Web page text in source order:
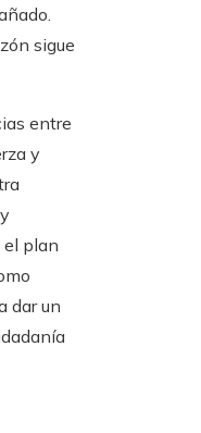
sigue
entre
y
el plan
dar un